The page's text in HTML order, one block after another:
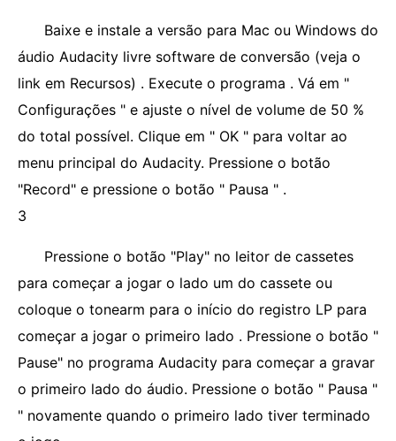
Baixe e instale a versão para Mac ou Windows do
áudio Audacity livre software de conversão (veja o
link em Recursos) . Execute o programa . Vá em "
Configurações " e ajuste o nível de volume de 50 %
do total possível. Clique em " OK " para voltar ao
menu principal do Audacity. Pressione o botão
"Record" e pressione o botão " Pausa " .
3
Pressione o botão "Play" no leitor de cassetes
para começar a jogar o lado um do cassete ou
coloque o tonearm para o início do registro LP para
começar a jogar o primeiro lado . Pressione o botão "
Pause" no programa Audacity para começar a gravar
o primeiro lado do áudio. Pressione o botão " Pausa "
" novamente quando o primeiro lado tiver terminado